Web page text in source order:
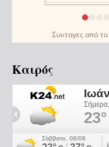
Συνταγεςαπό το
Καιρός